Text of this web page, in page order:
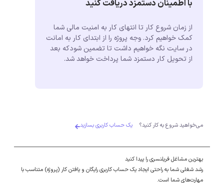
با اطمینان دستمزد دریافت کنید
از زمان شروع کار تا انتهای کار به امنیت مالی شما
کمک خواهیم کرد. وجه پروژه را از ابتدای کار به امانت
در سایت نگه خواهیم داشت تا تضمین شودکه بعد
از تحویل کار دستمزد شما پرداخت خواهد شد.
می‌خواهید شروع به کار کنید؟ یک حساب کاربری بسازید
بهترین مشاغل فریلنسری را پیدا کنید
رشد شغلی شما به راحتی ایجاد یک حساب کاربری رایگان و یافتن کار (پروژه) متناسب با
مهارت‌های شما است.